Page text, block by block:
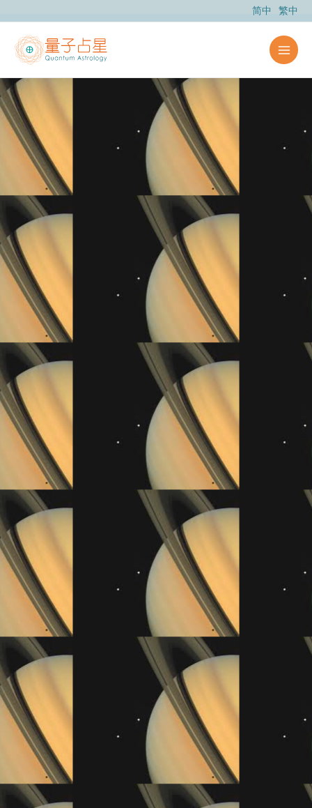
简中 繁中